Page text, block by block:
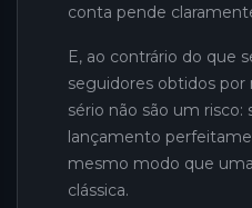
conta pende
E, ao contrário do que
seguidores obtidos
sério não são um
lançamento
mesmo modo que
clássica.